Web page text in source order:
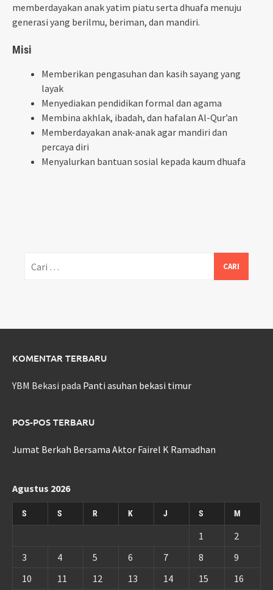
memberdayakan anak yatim piatu serta dhuafa menuju
generasi yang berilmu, beriman, dan mandiri.
Misi
Memberikan pengasuhan dan kasih sayang yang
layak
Menyediakan pendidikan formal dan agama
Membina akhlak, ibadah, dan hafalan Al-Qur’an
Memberdayakan anak-anak agar mandiri dan
percaya diri
Menyalurkan bantuan sosial kepada kaum dhuafa
untuk:
KOMENTAR TERBARU
YBM Bekasi pada Panti asuhan bekasi timur
POS-POS TERBARU
Jumat Berkah Bersama Aktor Fairel K Ramadhan
Agustus 2026
S S R K J S M
1
2
3
4 5 6 7 8
9
10
11 12 13 14 15 16